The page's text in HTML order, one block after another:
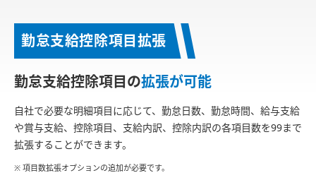
勤怠支給控除項目拡張
勤怠支給控除項目の拡張が可能
自社で必要な明細項目に応じて、勤怠日数、勤怠時間、給与支給
や賞与支給、控除項目、支給内訳、控除内訳の各項目数を99まで
拡張することができます。
※ 項目数拡張オプションの追加が必要です。